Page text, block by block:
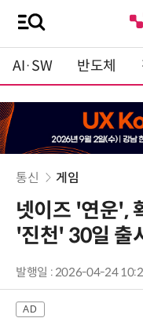
AI·SW 반도체
통신 게임
넷이즈 '연운',
'진천' 30일 출
발행일 : 2026-04-24